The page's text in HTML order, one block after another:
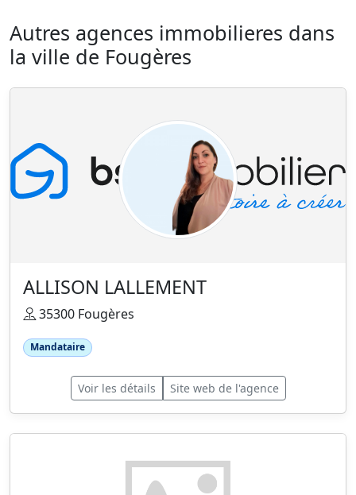
Autres agences immobilieres dans
la ville de Fougères
ALLISON LALLEMENT
35300 Fougères
Mandataire
Voir les détails Site web de l'agence